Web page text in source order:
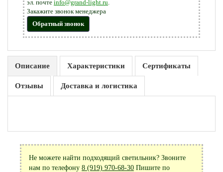
эл. почте info@grand-light.ru.
Закажите звонок менеджера
Обратный звонок
Описание Характеристики Сертификаты
Отзывы Доставка и логистика
Не можете найти подходящий светильник? Звоните
нам по телефону 8 (919) 970-68-30 Пишите по